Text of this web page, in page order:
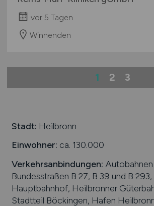
vor 5 Tagen
Winnenden
1 2 3
Stadt: Heilbronn
Einwohner: ca. 130.000
Verkehrsanbindungen:
Bundesstraßen B 27, B 39 und B
Hauptbahnhof, Heilbronner
Stadtteil Böckingen, Hafen